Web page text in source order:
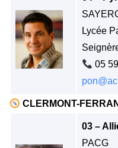
Lycée
05
CLERMONT-
03 –
PACG